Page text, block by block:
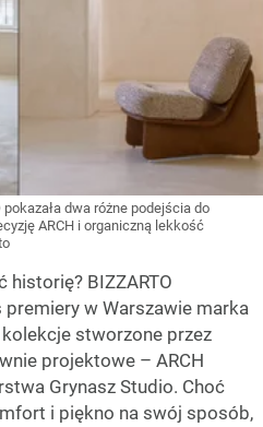
dwa różne podejścia do
ARCH i organiczną lekkość
historię? BIZZARTO
w Warszawie marka
stworzone przez
projektowe – ARCH
Grynasz Studio. Choć
i piękno na swój sposób,